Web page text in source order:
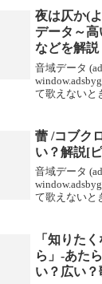
ルに...
夜は仄か(
データ～高
などを解説
音域データ
て歌えないと
ルに通うこと
蕾 /コブク
い？解説[
音域データ
て歌えないと
ルに通うこと
「知りた
ら」-あた
い？広い